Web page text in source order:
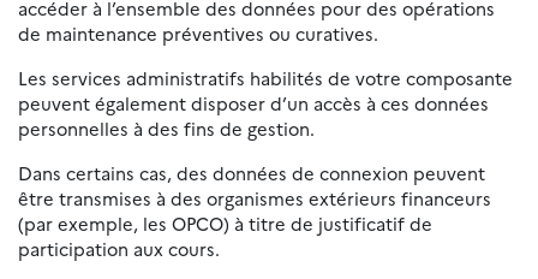
accéder à l’ensemble des données pour des opérations
de maintenance préventives ou curatives.
Les services administratifs habilités de votre composante
peuvent également disposer d’un accès à ces données
personnelles à des fins de gestion.
Dans certains cas, des données de connexion peuvent
être transmises à des organismes extérieurs financeurs
(par exemple, les OPCO) à titre de justificatif de
participation aux cours.